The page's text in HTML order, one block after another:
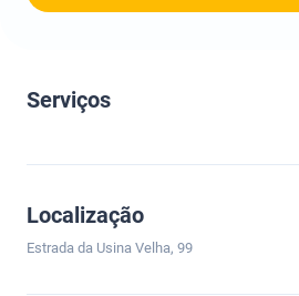
Serviços
Localização
Estrada da Usina Velha, 99